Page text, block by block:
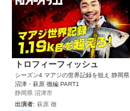
トロフィーフィッシュ
シーズン4 マアジの世界記録を狙え 静岡県
沼津・萩原 徹編 PART1
静岡県 沼津市
出演者: 萩原 徹